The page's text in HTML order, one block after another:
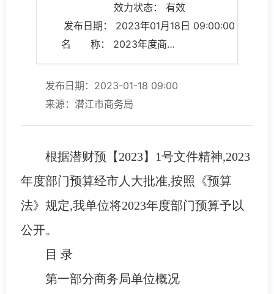
效力状态： 有效
发布日期： 2023年01月18日 09:00:00
名 称： 2023年度商务局单位部门预算
发布日期：2023-01-18 09:00
来源：潜江市商务局
根据潜财预【2023】1号文件精神,2023
年度部门预算经市人大批准,按照《预算
法》规定,我单位将2023年度部门预算予以
公开。
目 录
第一部分商务局单位概况